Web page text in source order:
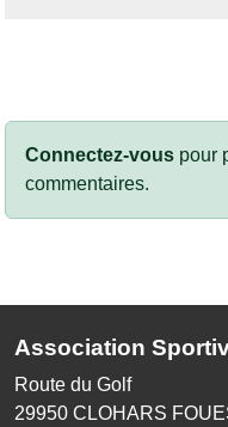
Connectez-vous pour
commentaires.
Association
Route du Golf
29950 CLOHARS